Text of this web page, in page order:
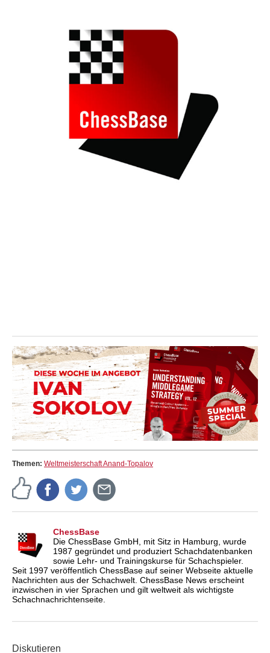
Themen: Weltmeisterschaft Anand-Topalov
ChessBase
Die ChessBase GmbH, mit Sitz in Hamburg, wurde
1987 gegründet und produziert Schachdatenbanken
sowie Lehr- und Trainingskurse für Schachspieler.
Seit 1997 veröffentlich ChessBase auf seiner Webseite aktuelle
Nachrichten aus der Schachwelt. ChessBase News erscheint
inzwischen in vier Sprachen und gilt weltweit als wichtigste
Schachnachrichtenseite.
Diskutieren